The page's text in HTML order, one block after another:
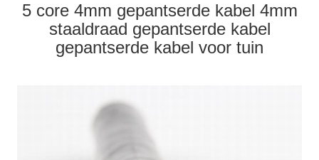
o
5 core 4mm gepantserde kabel 4mm
staaldraad gepantserde kabel
gepantserde kabel voor tuin